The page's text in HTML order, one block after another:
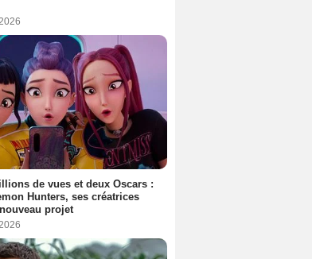
de vues et deux Oscars :
Hunters, ses créatrices
projet